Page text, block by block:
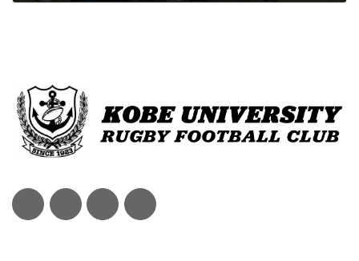
2023年8月19日